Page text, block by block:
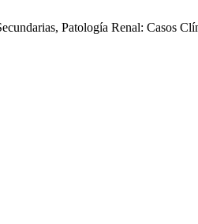
Patología Renal: Casos